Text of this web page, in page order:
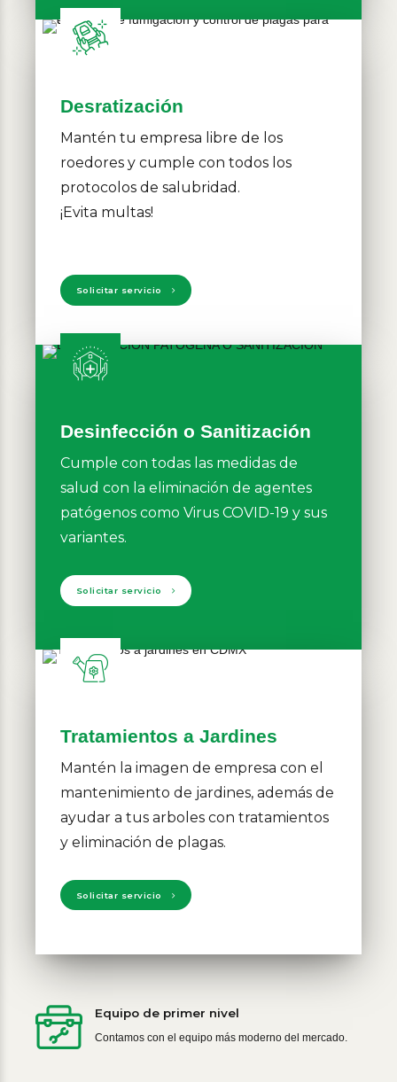
Desratización
Mantén tu empresa libre de los
roedores y cumple con todos los
protocolos de salubridad.
¡Evita multas!
Solicitar servicio
Desinfección o Sanitización
Cumple con todas las medidas de
salud con la eliminación de agentes
patógenos como Virus COVID-19 y sus
variantes.
Solicitar servicio
Tratamientos a Jardines
Mantén la imagen de empresa con el
mantenimiento de jardines, además de
ayudar a tus arboles con tratamientos
y eliminación de plagas.
Solicitar servicio
Equipo de primer nivel
Contamos con el equipo más moderno del mercado.